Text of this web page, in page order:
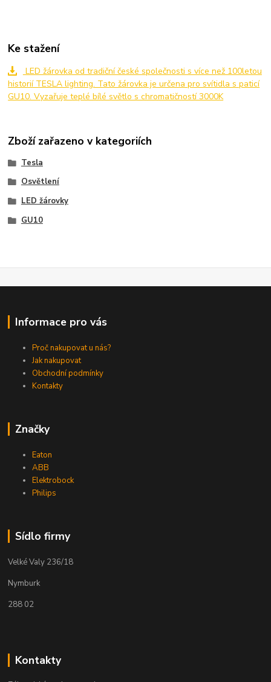
Ke stažení
LED žárovka od tradiční české společnosti s více než 100letou
historií TESLA lighting. Tato žárovka je určena pro svítidla s paticí
GU10. Vyzařuje teplé bílé světlo s chromatičností 3000K
Zboží zařazeno v kategoriích
Tesla
Osvětlení
LED žárovky
GU10
Informace pro vás
Proč nakupovat u nás?
Jak nakupovat
Obchodní podmínky
Kontakty
Značky
Eaton
ABB
Elektrobock
Philips
Sídlo firmy
Velké Valy 236/18
Nymburk
288 02
Kontakty